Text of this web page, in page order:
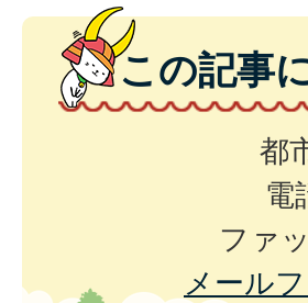
この記事
都
電
ファ
メール